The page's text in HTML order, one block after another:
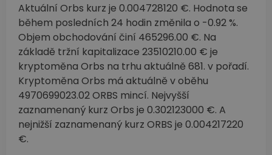
Aktuální Orbs kurz je 0.004728120 €. Hodnota se
během posledních 24 hodin změnila o -0.92 %.
Objem obchodování činí 465296.00 €. Na
základě tržní kapitalizace 23510210.00 € je
kryptoměna Orbs na trhu aktuálně 681. v pořadí.
Kryptoměna Orbs má aktuálně v oběhu
4970699023.02 ORBS mincí. Nejvyšší
zaznamenaný kurz Orbs je 0.302123000 €. A
nejnižší zaznamenaný kurz ORBS je 0.004217220
€.